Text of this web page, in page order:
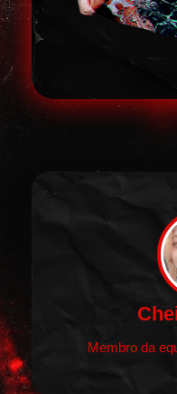
Membro da